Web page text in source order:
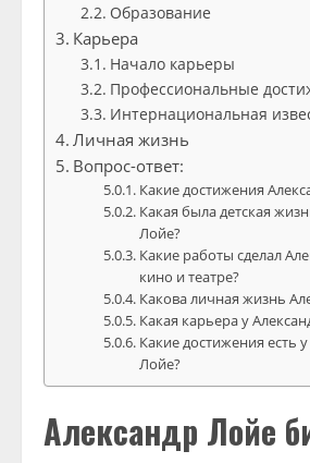
Образование
Карьера
Начало карьеры
Профессиональные
Интернациональная
Личная жизнь
Вопрос-ответ:
Какие достижения
Какая была детская
Лойе?
Какие работы сделал
кино и театре?
Какова личная жизнь
Какая карьера у
Какие достижения есть
Лойе?
Александр Лойе